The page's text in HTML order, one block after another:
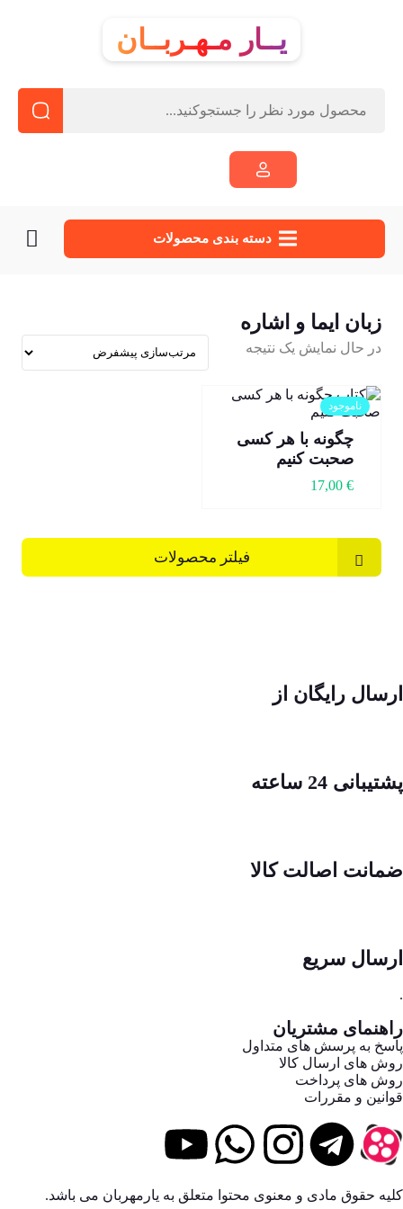
یــار مـهـربــان
دسته‌ بندی محصولات
زبان ایما و اشاره
در حال نمایش یک نتیجه
ناموجود
چگونه با هر کسی
صحبت کنیم
17,00 €
فیلتر محصولات
ارسال رایگان از
پشتیبانی 24 ساعته
ضمانت اصالت کالا
ارسال سریع
.
راهنمای مشتریان
پاسخ به پرسش های متداول
روش های ارسال کالا
روش های پرداخت
قوانین و مقررات
کلیه حقوق مادی و معنوی محتوا متعلق به یارمهربان می باشد.